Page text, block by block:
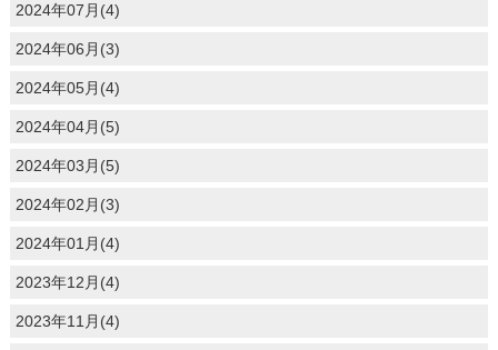
2024年07月(4)
2024年06月(3)
2024年05月(4)
2024年04月(5)
2024年03月(5)
2024年02月(3)
2024年01月(4)
2023年12月(4)
2023年11月(4)